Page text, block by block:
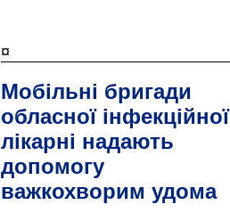
¤
Мобільні бригади
обласної інфекційної
лікарні надають
допомогу
важкохворим удома